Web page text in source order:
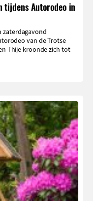
tijdens Autorodeo in
zaterdagavond
van de Trotse
Thije kroonde zich tot